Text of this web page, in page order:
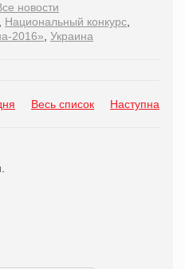
новости
, Национальный конкурс,
2016», Украина
Весь список Наступна